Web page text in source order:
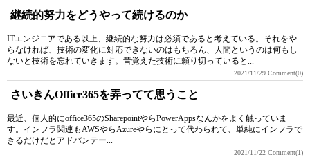
継続的努力をどうやって続けるのか
ITエンジニアである以上、継続的な努力は必須であると考えている。それをや
らなければ、技術の変化に対応できないのはもちろん、人間というのは何もし
ないと技術を忘れていきます。昔覚えた技術に頼り切っていると...
2021/11/29 Comment(0)
さいきんOffice365を弄ってて思うこと
最近、個人的にoffice365のSharepointやらPowerAppsなんかをよく触っていま
す。インフラ関連もAWSやらAzureやらにとって代わられて、単純にインフラで
きるだけだとアドバンテー...
2021/11/22 Comment(1)